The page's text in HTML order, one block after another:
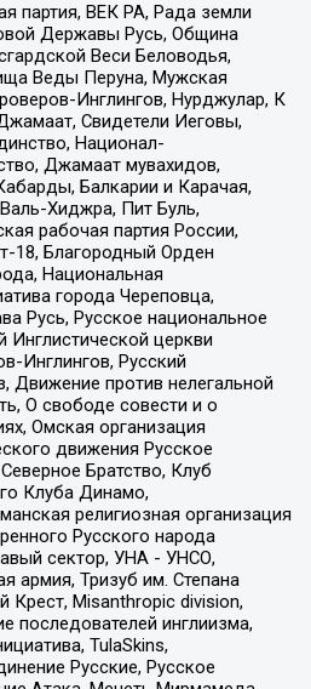
партия, ВЕК РА, Рада земли
Державы Русь, Община
Веси Беловодья,
Веды Перуна, Мужская
Инглингов, Нурджулар, К
Свидетели Иеговы,
Национал-
Джамаат мувахидов,
Балкарии и Карачая,
Хиджра, Пит Буль,
рабочая партия России,
18, Благородный Орден
Национальная
города Череповца,
Русь, Русское национальное
Инглистической церкви
Инглингов, Русский
против нелегальной
О свободе совести и о
Омская организация
движения Русское
Братство, Клуб
Клуба Динамо,
религиозная организация
Русского народа
сектор, УНА - УНСО,
армия, Тризуб им. Степана
Крест, Misanthropic division,
последователей инглиизма,
TulaSkins,
Русские, Русское